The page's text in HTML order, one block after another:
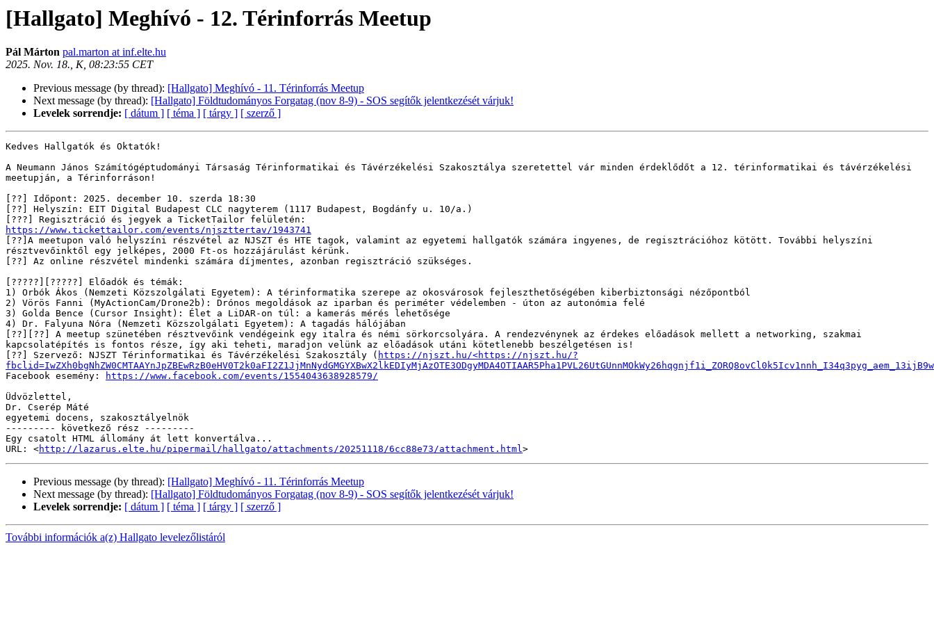
[Hallgato] Meghívó - 12. Térinforrás Meetup
Pál Márton pal.marton at inf.elte.hu
2025. Nov. 18., K, 08:23:55 CET
Previous message (by thread): [Hallgato] Meghívó - 11. Térinforrás Meetup
Next message (by thread): [Hallgato] Földtudományos Forgatag (nov 8-9) - SOS segítők jelentkezését várjuk!
Levelek sorrendje: [ dátum ] [ téma ] [ tárgy ] [ szerző ]
Kedves Hallgatók és Oktatók!
A Neumann János Számítógéptudományi Társaság Térinformatikai és Távérzékelési Szakosztálya szeretettel vár minden érdeklődőt a 12. térinformatikai és távérzékelési
meetupján, a Térinforráson!
[??] Időpont: 2025. december 10. szerda 18:30
[??] Helyszín: EIT Digital Budapest CLC nagyterem (1117 Budapest, Bogdánfy u. 10/a.)
https://www.tickettailor.com/events/njszttertav/1943741
[??]A meetupon való helyszíni részvétel az NJSZT és HTE tagok, valamint az egyetemi hallgatók számára ingyenes, de regisztrációhoz kötött. További helyszíni
résztvevőinktől egy jelképes, 2000 Ft-os hozzájárulást kérünk.
[??] Az online részvétel mindenki számára díjmentes, azonban regisztráció szükséges.
[?????][?????] Előadók és témák:
1) Orbók Ákos (Nemzeti Közszolgálati Egyetem): A térinformatika szerepe az okosvárosok fejleszthetőségében kiberbiztonsági nézőpontból
2) Vörös Fanni (MyActionCam/Drone2b): Drónos megoldások az iparban és periméter védelemben - úton az autonómia felé
3) Golda Bence (Cursor Insight): Élet a LiDAR-on túl: a kamerás mérés lehetősége
4) Dr. Falyuna Nóra (Nemzeti Közszolgálati Egyetem): A tagadás hálójában
[??][??] A meetup szünetében résztvevőink vendégeink egy italra és némi sörkorcsolyára. A rendezvénynek az érdekes előadások mellett a networking, szakmai
kapcsolatépítés is fontos része, így aki teheti, maradjon velünk az előadások utáni kötetlenebb beszélgetésen is!
[??] Szervező: NJSZT Térinformatikai és Távérzékelési Szakosztály ( https://njszt.hu/<https://njszt.hu/?
Facebook esemény:
https://www.facebook.com/events/1554043638928579/
Üdvözlettel,
Dr. Cserép Máté
egyetemi docens, szakosztályelnök
--------- következő rész ---------
Egy csatolt HTML állomány át lett konvertálva...
URL: <http://lazarus.elte.hu/pipermail/hallgato/attachments/20251118/6cc88e73/attachment.html
Previous message (by thread): [Hallgato] Meghívó - 11. Térinforrás Meetup
Next message (by thread): [Hallgato] Földtudományos Forgatag (nov 8-9) - SOS segítők jelentkezését várjuk!
Levelek sorrendje: [ dátum ] [ téma ] [ tárgy ] [ szerző ]
További információk a(z) Hallgato levelezőlistáról